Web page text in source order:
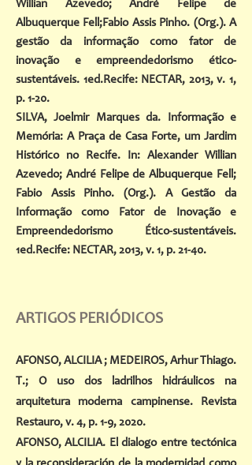
Willian Azevedo; André Felipe de
Albuquerque Fell;Fabio Assis Pinho. (Org.). A
gestão da informação como fator de
inovação e empreendedorismo ético-
sustentáveis. 1ed.Recife: NECTAR, 2013, v. 1,
p. 1-20.
SILVA, Joelmir Marques da. Informação e
Memória: A Praça de Casa Forte, um Jardim
Histórico no Recife. In: Alexander Willian
Azevedo; André Felipe de Albuquerque Fell;
Fabio Assis Pinho. (Org.). A Gestão da
Informação como Fator de Inovação e
Empreendedorismo Ético-sustentáveis.
1ed.Recife: NECTAR, 2013, v. 1, p. 21-40.
ARTIGOS PERIÓDICOS
AFONSO, ALCILIA ; MEDEIROS, Arhur Thiago.
T.; O uso dos ladrilhos hidráulicos na
arquitetura moderna campinense. Revista
Restauro, v. 4, p. 1-9, 2020.
AFONSO, ALCILIA. El dialogo entre tectónica